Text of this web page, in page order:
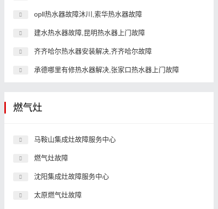
opll热水器故障沐川,索华热水器故障
建水热水器故障,昆明热水器上门故障
齐齐哈尔热水器安装解决,齐齐哈尔故障
承德哪里有修热水器解决,张家口热水器上门故障
燃气灶
马鞍山集成灶故障服务中心
燃气灶故障
沈阳集成灶故障服务中心
太原燃气灶故障